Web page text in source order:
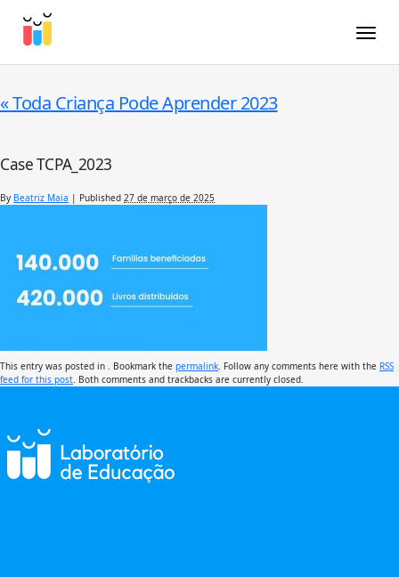
«Toda Criança Pode Aprender 2023
Case TCPA_2023
By Beatriz Maia | Published 27 de março de 2025
This entry was posted in . Bookmark the permalink . Follow any comments here with the RSS
feed for this post . Both comments and trackbacks are currently closed.